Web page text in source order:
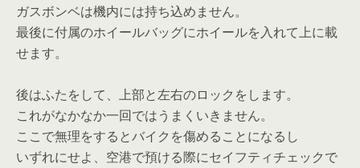
ガスボンベは機内には持ち込めません。
最後に付属のホイールバッグにホイールを入れて上に載
せます。
後はふたをして、上部と左右のロックをします。
これがなかなか一回ではうまくいきません。
ここで無理をするとバイクを傷めることになるし
いずれにせよ、空港で預ける際にセイフティチェックで